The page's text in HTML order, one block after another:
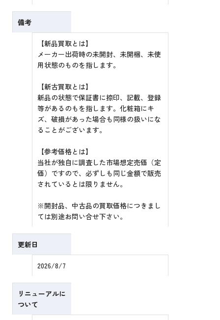
備考
【新品買取とは】
メーカー出荷時の未開封、未開梱、未使
用状態のものを指します。
【新古買取とは】
新品の状態で保証書に捺印、記載、登録
等があるのもを指します。化粧箱にキ
ズ、破損があった場合も同様の扱いにな
ることがございます。
【参考価格とは】
当社が独自に調査した市場想定売価（定
価）ですので、必ずしも同じ金額で販売
されているとは限りません。
※開封品、中古品の買取価格につきまし
ては別途お問い合せ下さい。
更新日
2026/8/7
リニューアルに
ついて